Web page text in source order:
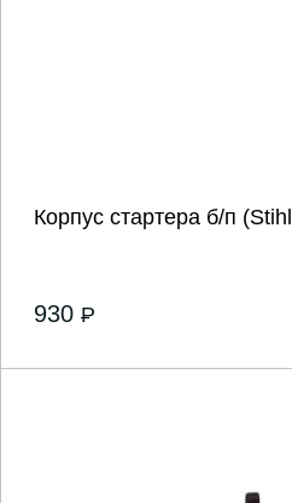
Корпус стартера б/п
930 P